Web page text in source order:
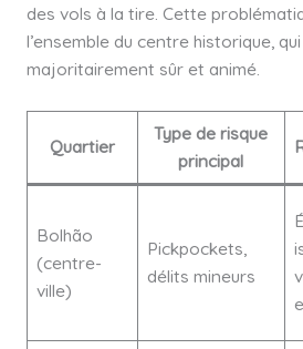
des vols à la tire. Cette
l’ensemble du centre historique,
majoritairement sûr et animé.
Quartier
Type de risque
principal
Bolhão
(centre-
ville)
Pickpockets,
délits mineurs